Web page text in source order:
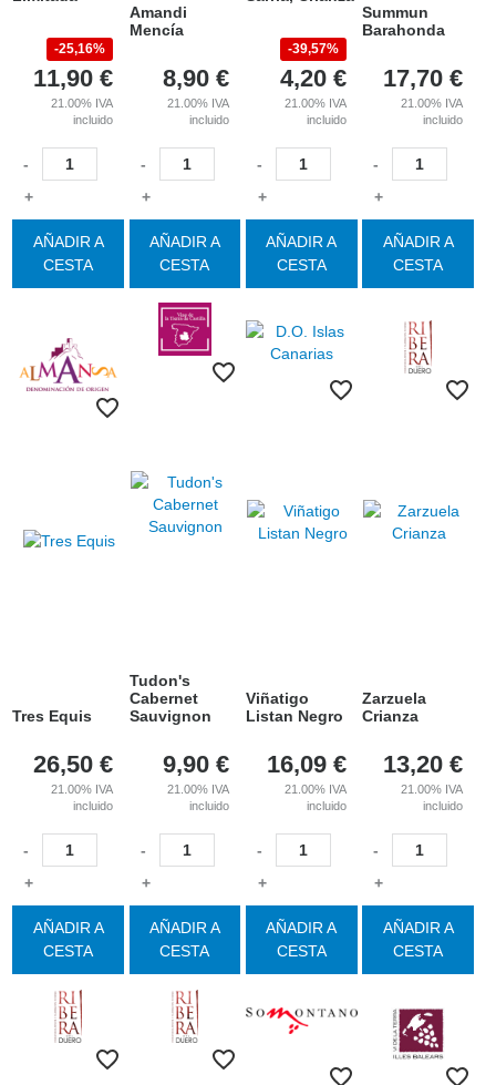
25,16%
11,90 €
21.00% IVA
incluido
-
+
AÑADIR A
CESTA
Amandi
Mencía
8,90 €
21.00% IVA
incluido
-
+
AÑADIR A
CESTA
39,57%
4,20 €
21.00% IVA
incluido
-
+
AÑADIR A
CESTA
Summun
Barahonda
17,70 €
21.00% IVA
incluido
-
+
AÑADIR A
CESTA
Tres Equis
26,50 €
21.00% IVA
incluido
-
+
AÑADIR A
CESTA
Tudon's
Cabernet
Sauvignon
9,90 €
21.00% IVA
incluido
-
+
AÑADIR A
CESTA
Viñatigo
Listan Negro
16,09 €
21.00% IVA
incluido
-
+
AÑADIR A
CESTA
Zarzuela
Crianza
13,20 €
21.00% IVA
incluido
-
+
AÑADIR A
CESTA